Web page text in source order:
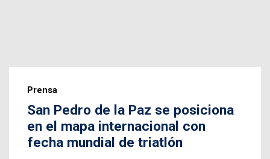
Prensa
San Pedro de la Paz se posiciona
en el mapa internacional con
fecha mundial de triatlón